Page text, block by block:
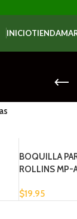
INICIOTIENDA
BOQUILLA
ROLLINS MP-
$19.95